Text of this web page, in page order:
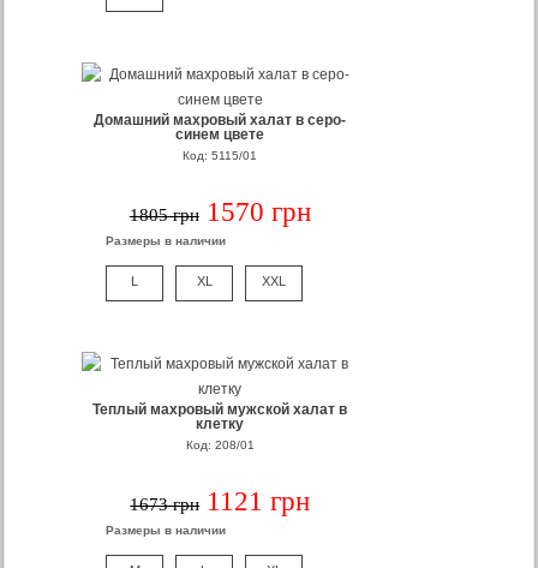
Домашний махровый халат в серо-
синем цвете
Код: 5115/01
1805 грн 1570 грн
Размеры в наличии
L XL XXL
Теплый махровый мужской халат в
клетку
Код: 208/01
1673 грн 1121 грн
Размеры в наличии